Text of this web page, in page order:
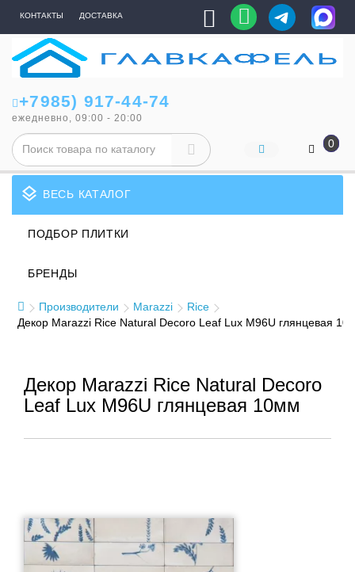
КОНТАКТЫ ДОСТАВКА
+7985) 917-44-74
ежедневно, 09:00 - 20:00
0
layers ВЕСЬ КАТАЛОГ
ПОДБОР ПЛИТКИ
БРЕНДЫ
Производители Marazzi
Rice
Декор Marazzi Rice Natural Decoro Leaf Lux M96U глянцевая
Декор Marazzi Rice Natural Decoro
Leaf Lux M96U глянцевая 10мм